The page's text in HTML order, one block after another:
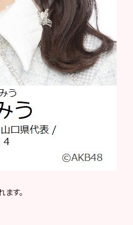
す。